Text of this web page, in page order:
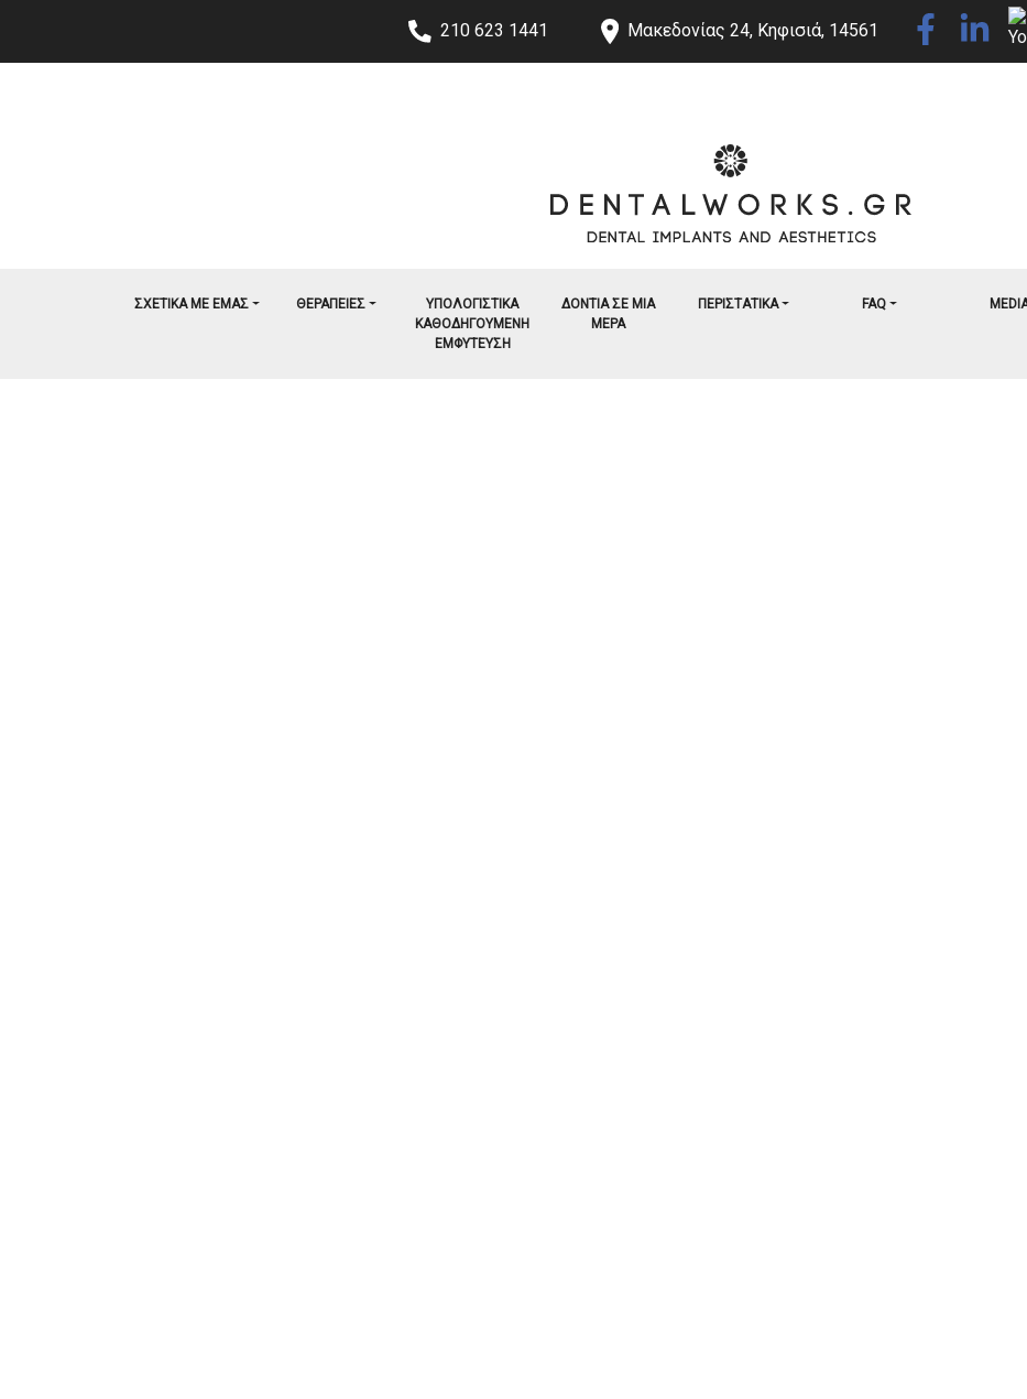
210 623 1441 Μακεδονίας 24, Κηφισιά, 14561
ΣΧΕΤΙΚΑ ΜΕ ΕΜΑΣ ΘΕΡΑΠΕΙΕΣ
ΥΠΟΛΟΓΙΣΤΙΚΑ
ΚΑΘΟΔΗΓΟΥΜΕΝΗ
ΕΜΦΥΤΕΥΣΗ
ΔΟΝΤΙΑ ΣΕ ΜΙΑ
ΜΕΡΑ
ΠΕΡΙΣΤΑΤΙΚΑ FAQ